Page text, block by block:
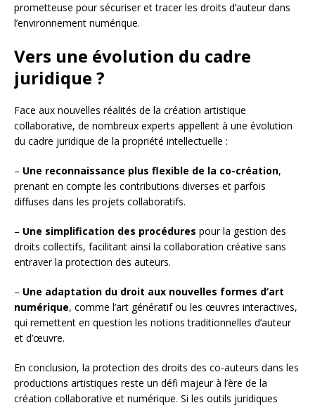
prometteuse pour sécuriser et tracer les droits d’auteur dans
l’environnement numérique.
Vers une évolution du cadre
juridique ?
Face aux nouvelles réalités de la création artistique
collaborative, de nombreux experts appellent à une évolution
du cadre juridique de la propriété intellectuelle :
– Une reconnaissance plus flexible de la co-création,
prenant en compte les contributions diverses et parfois
diffuses dans les projets collaboratifs.
– Une simplification des procédures pour la gestion des
droits collectifs, facilitant ainsi la collaboration créative sans
entraver la protection des auteurs.
– Une adaptation du droit aux nouvelles formes d’art
numérique, comme l’art génératif ou les œuvres interactives,
qui remettent en question les notions traditionnelles d’auteur
et d’œuvre.
En conclusion, la protection des droits des co-auteurs dans les
productions artistiques reste un défi majeur à l’ère de la
création collaborative et numérique. Si les outils juridiques